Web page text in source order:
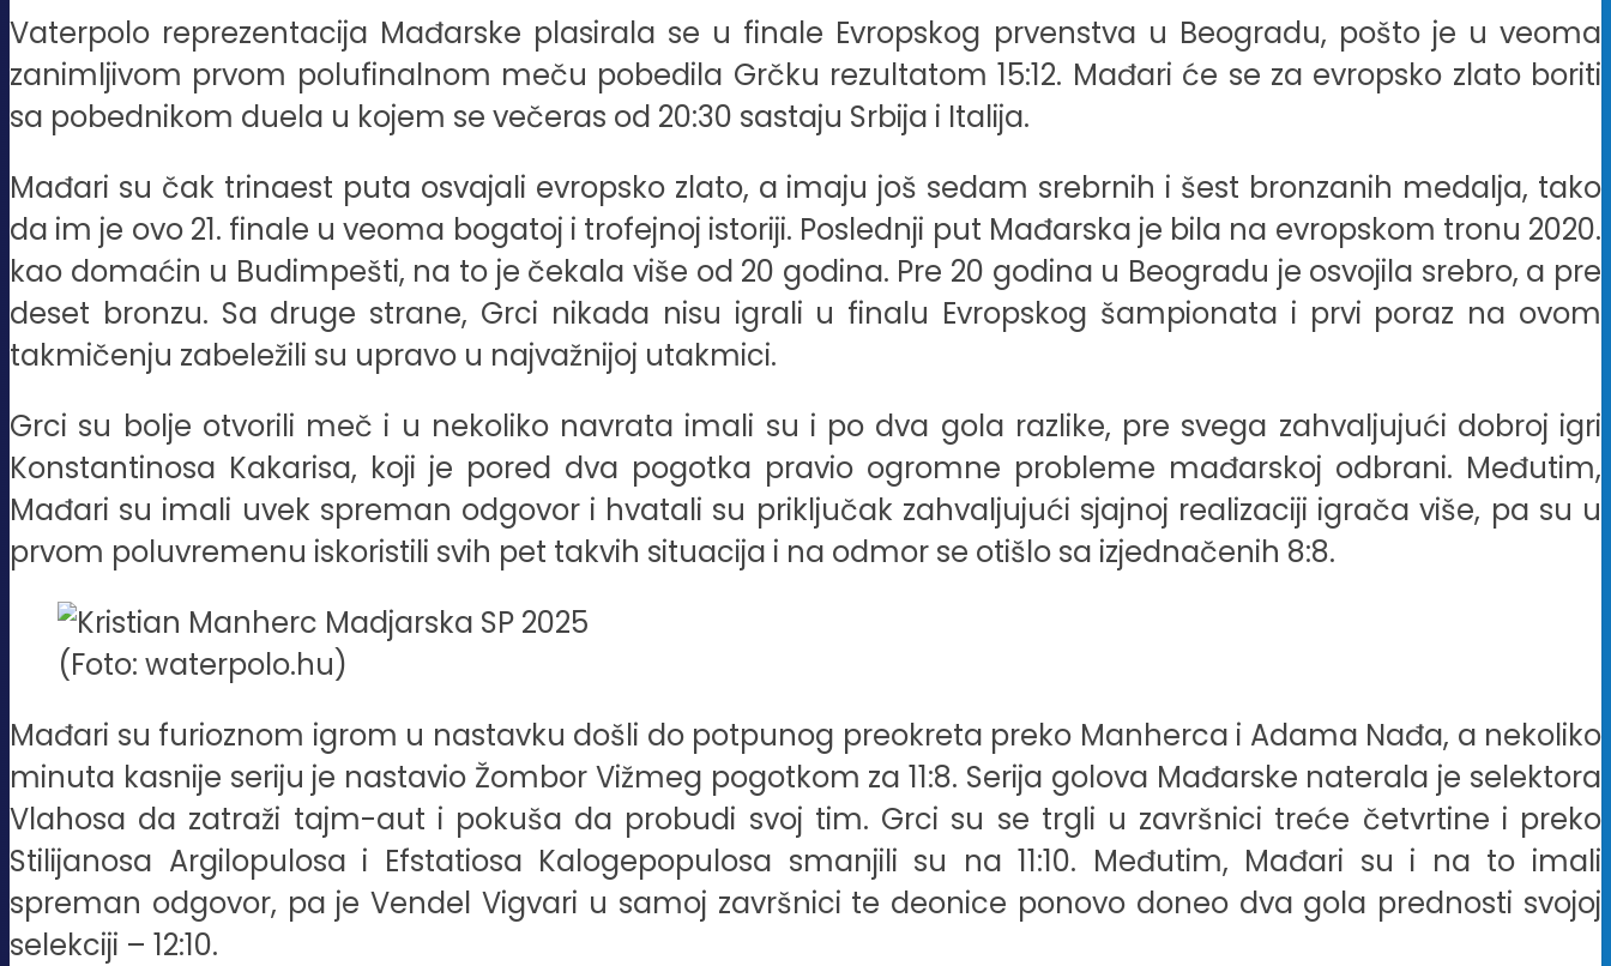
Vaterpolo reprezentacija Mađarske plasirala se u finale Evropskog prvenstva u Beogradu, pošto je u veoma
zanimljivom prvom polufinalnom meču pobedila Grčku rezultatom 15:12. Mađari će se za evropsko zlato boriti
sa pobednikom duela u kojem se večeras od 20:30 sastaju Srbija i Italija.
Mađari su čak trinaest puta osvajali evropsko zlato, a imaju još sedam srebrnih i šest bronzanih medalja, tako
da im je ovo 21. finale u veoma bogatoj i trofejnoj istoriji. Poslednji put Mađarska je bila na evropskom tronu 2020.
kao domaćin u Budimpešti, na to je čekala više od 20 godina. Pre 20 godina u Beogradu je osvojila srebro, a pre
deset bronzu. Sa druge strane, Grci nikada nisu igrali u finalu Evropskog šampionata i prvi poraz na ovom
takmičenju zabeležili su upravo u najvažnijoj utakmici.
Grci su bolje otvorili meč i u nekoliko navrata imali su i po dva gola razlike, pre svega zahvaljujući dobroj igri
Konstantinosa Kakarisa, koji je pored dva pogotka pravio ogromne probleme mađarskoj odbrani. Međutim,
Mađari su imali uvek spreman odgovor i hvatali su priključak zahvaljujući sjajnoj realizaciji igrača više, pa su u
prvom poluvremenu iskoristili svih pet takvih situacija i na odmor se otišlo sa izjednačenih 8:8.
(Foto: waterpolo.hu)
Mađari su furioznom igrom u nastavku došli do potpunog preokreta preko Manherca i Adama Nađa, a nekoliko
minuta kasnije seriju je nastavio Žombor Vižmeg pogotkom za 11:8. Serija golova Mađarske naterala je selektora
Vlahosa da zatraži tajm-aut i pokuša da probudi svoj tim. Grci su se trgli u završnici treće četvrtine i preko
Stilijanosa Argilopulosa i Efstatiosa Kalogepopulosa smanjili su na 11:10. Međutim, Mađari su i na to imali
spreman odgovor, pa je Vendel Vigvari u samoj završnici te deonice ponovo doneo dva gola prednosti svojoj
selekciji – 12:10.